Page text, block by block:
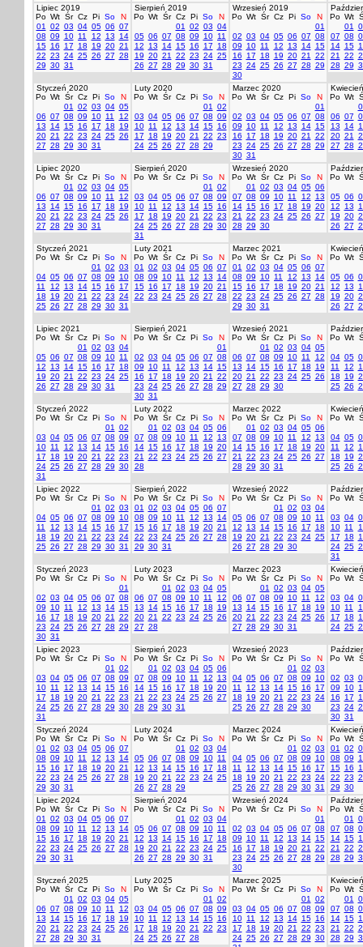
Lipiec 2019
Po Wt Śr Cz Pi So
N
01
02 03 04 05 06 07
08 09 10 11 12 13
14
15 16 17 18 19 20 21
22 23 24 25 26 27 28
29 30 31
Sierpień 2019
Po Wt Śr Cz Pi So
N
01
02 03 04
05 06 07 08 09 10 11
12
13 14 15 16 17
18
19 20 21 22 23 24 25
26 27 28 29 30 31
Wrzesień 2019
Po Wt Śr Cz Pi So
N
01
02 03 04 05 06 07 08
09
10 11 12 13 14 15
16
17 18 19 20 21
22
23 24 25 26 27 28 29
30
Po Wt
01
07 08
14 15
21
22
28 29
Styczeń 2020
Po Wt Śr Cz Pi So
N
01
02 03 04 05
06 07 08 09 10 11
12
13
14 15 16 17 18
19
20 21 22 23 24 25 26
27 28 29 30 31
Luty 2020
Po Wt Śr Cz Pi So
N
01
02
03 04 05 06 07 08 09
10 11 12 13 14 15 16
17
18 19 20 21 22 23
24 25 26 27 28 29
Marzec 2020
Po Wt Śr Cz Pi So
N
01
02 03 04 05 06 07 08
09
10 11 12 13 14 15
16
17 18 19 20 21
22
23 24 25 26 27 28 29
30 31
Po Wt
06 07
13
14
20 21
27 28
Lipiec 2020
Po Wt Śr Cz Pi So
N
01
02 03 04 05
06 07 08 09 10 11
12
13
14 15 16 17 18
19
20 21 22 23 24 25 26
27 28 29 30 31
Sierpień 2020
Po Wt Śr Cz Pi So
N
01
02
03 04 05 06 07 08 09
10 11 12 13 14 15 16
17
18 19 20 21 22 23
24 25 26 27 28 29 30
31
Wrzesień 2020
Po Wt Śr Cz Pi So
N
01
02 03 04 05 06
07 08 09 10 11 12
13
14 15 16 17 18 19 20
21
22 23 24 25 26 27
28 29 30
Po Wt
05 06
12
13
19 20
26 27
Styczeń 2021
Po Wt Śr Cz Pi So
N
01
02 03
04 05 06 07 08 09
10
11
12 13 14 15 16
17
18
19 20 21 22 23 24
25 26 27 28 29 30 31
Luty 2021
Po Wt Śr Cz Pi So
N
01
02 03 04 05 06 07
08 09 10 11 12 13
14
15 16 17 18 19 20 21
22 23 24 25 26 27 28
Marzec 2021
Po Wt Śr Cz Pi So
N
01
02 03 04 05 06 07
08 09 10 11 12 13
14
15 16 17 18 19 20 21
22 23 24 25 26 27 28
29 30 31
Po Wt
05 06
12
13
19 20
26 27
Lipiec 2021
Po Wt Śr Cz Pi So
N
01
02 03 04
05 06 07 08 09 10 11
12
13 14 15 16 17
18
19 20 21 22 23 24 25
26 27 28 29 30 31
Sierpień 2021
Po Wt Śr Cz Pi So
N
01
02 03 04 05 06 07 08
09
10 11 12 13 14 15
16
17 18 19 20 21
22
23 24 25 26 27 28 29
30 31
Wrzesień 2021
Po Wt Śr Cz Pi So
N
01
02 03 04 05
06 07 08 09 10 11
12
13
14 15 16 17 18
19
20 21 22 23 24 25 26
27 28 29 30
Po Wt
04 05
11
12
18
19
25 26
Styczeń 2022
Po Wt Śr Cz Pi So
N
01
02
03 04 05 06 07 08 09
10 11 12 13 14 15 16
17
18 19 20 21 22 23
24 25 26 27 28 29 30
31
Luty 2022
Po Wt Śr Cz Pi So
N
01
02 03 04 05 06
07 08 09 10 11 12
13
14 15 16 17 18 19 20
21
22 23 24 25 26 27
28
Marzec 2022
Po Wt Śr Cz Pi So
N
01
02 03 04 05 06
07 08 09 10 11 12
13
14 15 16 17 18 19 20
21
22 23 24 25 26 27
28 29 30 31
Po Wt
04 05
11
12
18
19
25 26
Lipiec 2022
Po Wt Śr Cz Pi So
N
01
02 03
04 05 06 07 08 09
10
11
12 13 14 15 16
17
18
19 20 21 22 23 24
25 26 27 28 29 30 31
Sierpień 2022
Po Wt Śr Cz Pi So
N
01
02 03 04 05 06 07
08 09 10 11 12 13
14
15 16 17 18 19 20 21
22 23 24 25 26 27 28
29 30 31
Wrzesień 2022
Po Wt Śr Cz Pi So
N
01
02 03 04
05 06 07 08 09 10 11
12
13 14 15 16 17
18
19 20 21 22 23 24 25
26 27 28 29 30
Po Wt
03 04
10 11
17
18
24 25
31
Styczeń 2023
Po Wt Śr Cz Pi So
N
01
02 03 04 05 06 07 08
09
10 11 12 13 14 15
16
17 18 19 20 21
22
23 24 25 26 27 28 29
30 31
Luty 2023
Po Wt Śr Cz Pi So
N
01
02 03 04 05
06 07 08 09 10 11
12
13
14 15 16 17 18
19
20 21 22 23 24 25 26
27 28
Marzec 2023
Po Wt Śr Cz Pi So
N
01
02 03 04 05
06 07 08 09 10 11
12
13
14 15 16 17 18
19
20 21 22 23 24 25 26
27 28 29 30 31
Po Wt
03 04
10 11
17
18
24 25
Lipiec 2023
Po Wt Śr Cz Pi So
N
01
02
03 04 05 06 07 08 09
10 11 12 13 14 15 16
17
18 19 20 21 22 23
24 25 26 27 28 29 30
31
Sierpień 2023
Po Wt Śr Cz Pi So
N
01
02 03 04 05 06
07 08 09 10 11 12
13
14 15 16 17 18 19 20
21
22 23 24 25 26 27
28 29 30 31
Wrzesień 2023
Po Wt Śr Cz Pi So
N
01
02 03
04 05 06 07 08 09
10
11
12 13 14 15 16
17
18
19 20 21 22 23 24
25 26 27 28 29 30
Po Wt
02 03
09
10
16
17
23 24
30 31
Styczeń 2024
Po Wt Śr Cz Pi So
N
01
02 03 04 05 06 07
08 09 10 11 12 13
14
15 16 17 18 19 20 21
22 23 24 25 26 27 28
29 30 31
Luty 2024
Po Wt Śr Cz Pi So
N
01
02 03 04
05 06 07 08 09 10 11
12
13 14 15 16 17
18
19 20 21 22 23 24 25
26 27 28 29
Marzec 2024
Po Wt Śr Cz Pi So
N
01
02 03
04 05 06 07 08 09
10
11
12 13 14 15 16
17
18
19 20 21 22 23 24
25 26 27 28 29 30 31
Po Wt
01
02
08 09
15 16
22 23
29 30
Lipiec 2024
Po Wt Śr Cz Pi So
N
01
02 03 04 05 06 07
08 09 10 11 12 13
14
15 16 17 18 19 20 21
22 23 24 25 26 27 28
29 30 31
Sierpień 2024
Po Wt Śr Cz Pi So
N
01
02 03 04
05 06 07 08 09 10 11
12
13 14 15 16 17
18
19 20 21 22 23 24 25
26 27 28 29 30 31
Wrzesień 2024
Po Wt Śr Cz Pi So
N
01
02 03 04 05 06 07 08
09
10 11 12 13 14 15
16
17 18 19 20 21
22
23 24 25 26 27 28 29
30
Po Wt
01
07 08
14 15
21
22
28 29
Styczeń 2025
Po Wt Śr Cz Pi So
N
01
02 03 04 05
06 07 08 09 10 11
12
13
14 15 16 17 18
19
20 21 22 23 24 25 26
27 28 29 30 31
Luty 2025
Po Wt Śr Cz Pi So
N
01
02
03 04 05 06 07 08 09
10 11 12 13 14 15 16
17
18 19 20 21 22 23
24 25 26 27 28
Marzec 2025
Po Wt Śr Cz Pi So
N
01
02
03 04 05 06 07 08 09
10 11 12 13 14 15 16
17
18 19 20 21 22 23
24 25 26 27 28 29 30
Po Wt
01
07 08
14 15
21
22
28 29